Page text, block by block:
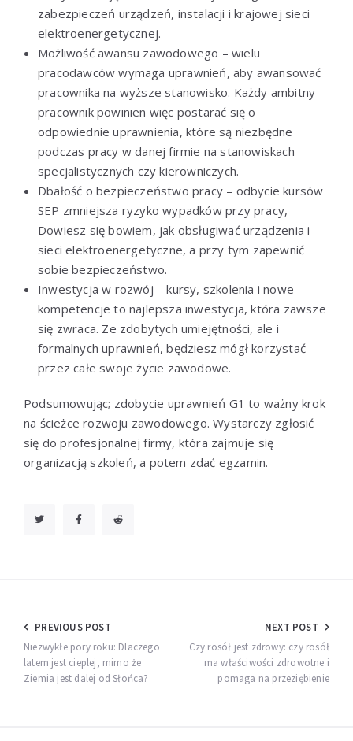
zabezpieczeń urządzeń, instalacji i krajowej sieci
elektroenergetycznej.
Możliwość awansu zawodowego – wielu
pracodawców wymaga uprawnień, aby awansować
pracownika na wyższe stanowisko. Każdy ambitny
pracownik powinien więc postarać się o
odpowiednie uprawnienia, które są niezbędne
podczas pracy w danej firmie na stanowiskach
specjalistycznych czy kierowniczych.
Dbałość o bezpieczeństwo pracy – odbycie kursów
SEP zmniejsza ryzyko wypadków przy pracy,
Dowiesz się bowiem, jak obsługiwać urządzenia i
sieci elektroenergetyczne, a przy tym zapewnić
sobie bezpieczeństwo.
Inwestycja w rozwój – kursy, szkolenia i nowe
kompetencje to najlepsza inwestycja, która zawsze
się zwraca. Ze zdobytych umiejętności, ale i
formalnych uprawnień, będziesz mógł korzystać
przez całe swoje życie zawodowe.
Podsumowując; zdobycie uprawnień G1 to ważny krok
na ścieżce rozwoju zawodowego. Wystarczy zgłosić
się do profesjonalnej firmy, która zajmuje się
organizacją szkoleń, a potem zdać egzamin.
Nawigacja
wpisu
PREVIOUS POST
Niezwykłe pory roku: Dlaczego
latem jest cieplej, mimo że
Ziemia jest dalej od Słońca?
NEXT POST
Czy rosół jest zdrowy: czy rosół
ma właściwości zdrowotne i
pomaga na przeziębienie